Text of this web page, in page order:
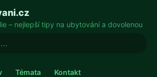
– nejlepší tipy na ubytování a dovolenou
Témata
Kontakt